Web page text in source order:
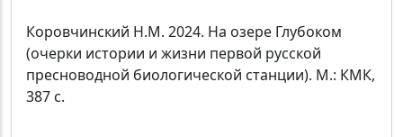
Коровчинский Н.М. 2024. На озере Глубоком
(очерки истории и жизни первой русской
пресноводной биологической станции). М.: КМК,
387 с.